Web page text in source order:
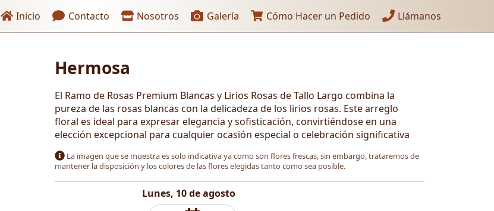
Enlaces de encabezado
Inicio Contacto Nosotros Galería Cómo Hacer un Pedido Llámanos
Hermosa
El Ramo de Rosas Premium Blancas y Lirios Rosas de Tallo Largo combina la
pureza de las rosas blancas con la delicadeza de los lirios rosas. Este arreglo
floral es ideal para expresar elegancia y sofisticación, convirtiéndose en una
elección excepcional para cualquier ocasión especial o celebración significativa
La imagen que se muestra es solo indicativa ya como son flores frescas, sin embargo, trataremos de
mantener la disposición y los colores de las flores elegidas tanto como sea posible.
Lunes, 10 de agosto